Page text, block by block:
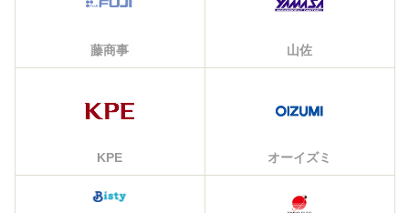
藤商事 山佐
KPE オーイズミ